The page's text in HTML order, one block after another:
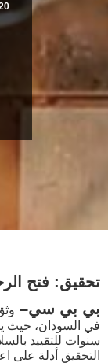
20 أكتوبر 2020
تحقيق: فتح
بي بي سي–
في السودان، حيث
سنوات للتقييد
التحقيق أدلة على